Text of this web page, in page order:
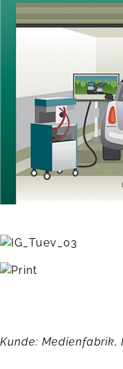
Kunde: Medienfabrik,